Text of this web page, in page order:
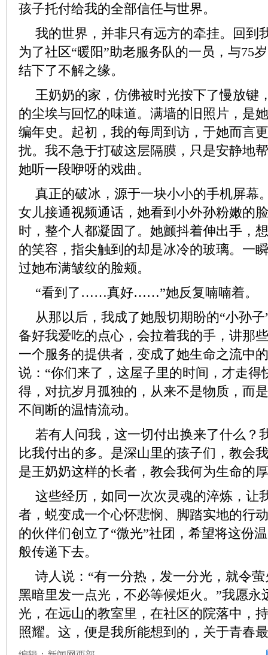
孩子托付给我的全部信任与世界。
我的世界，并非只有远方的牵挂。回到
为了社区“暖阳”助老服务队的一员，与75
结下了不解之缘。
王奶奶的家，仿佛被时光按下了慢放键
的尘埃与回忆的味道。满墙的旧照片，是
编年史。起初，我的每周到访，于她而言
扰。我不急于打破这层隔膜，只是安静地
她听一段咿呀的戏曲。
真正的破冰，源于一块小小的手机屏幕
女儿接通视频通话，她看到小外孙粉嫩的
时，整个人都凝固了。她颤抖着伸出手，
的笑容，指尖触到的却是冰冷的玻璃。一
过她布满皱纹的脸颊。
“看到了……真好……”她反复喃喃着。
从那以后，我成了她殷切期盼的“小孙
备好我爱吃的点心，会拉着我的手，讲那
一个服务的提供者，变成了她生命之流中
说：“你们来了，这屋子里的时间，才走得
得，对抗岁月孤独的，从来不是物质，而
不间断的温情流动。
若有人问我，这一切付出换来了什么？
比我付出的多。是深山里的孩子们，教会
是王奶奶这样的长者，教会我何为生命的
这些经历，如同一次次灵魂的淬炼，让
者，蜕变成一个心怀悲悯、脚踏实地的行
的伙伴们创立了“微光”社团，希望将这份
般传递下去。
诗人说：“有一分热，发一分光，就令
黑暗里发一点光，不必等候炬火。”我愿永
光，在远山的教室里，在社区的院落中，
照耀。这，便是我所能想到的，关于青春